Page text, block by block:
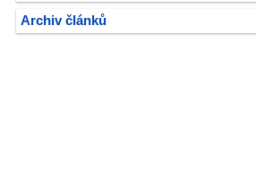
Archiv článků